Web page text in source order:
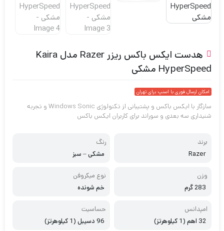
هدست ایکس باکس ریزر Razer مدل Kaira
HyperSpeed مشکی
امکان ارسال فوری با اسنپ برای تهران
سازگار با ایکس باکس و پشتیبانی از تکنولوژی Windows Sonic و تجربه
شنیداری سه بعدی و سوراند برای کاربران ایکس باکس
برند
Razer
رنگ
مشکی – سبز
وزن
283 گرم
نوع میکروفن
خم شونده
امپدانس
32 اهم (1 کیلوهرتز)
حساسیت
96 دسیبل (1 کیلوهرتز)